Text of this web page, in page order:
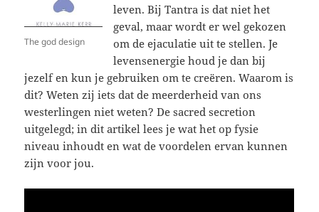
The god design
leven. Bij Tantra is dat niet het
geval, maar wordt er wel gekozen
om de ejaculatie uit te stellen. Je
levensenergie houd je dan bij
jezelf en kun je gebruiken om te creëren. Waarom is
dit? Weten zij iets dat de meerderheid van ons
westerlingen niet weten? De sacred secretion
uitgelegd; in dit artikel lees je wat het op fysie
niveau inhoudt en wat de voordelen ervan kunnen
zijn voor jou.